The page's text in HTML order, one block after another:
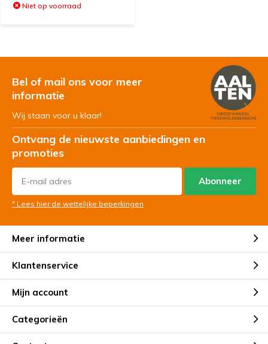
Niet op voorraad
Bel of mail ons voor meer
informatie
Wij staan voor u klaar!
Ontvang de nieuwste aanbiedingen en
promoties
Abonneer
* Lees hier de wettelijke beperkingen
Meer informatie
Klantenservice
Mijn account
Categorieën